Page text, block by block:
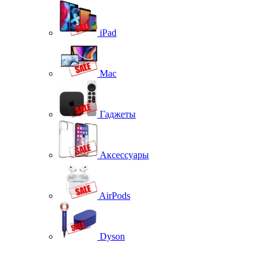
iPad
Mac
Гаджеты
Аксессуары
AirPods
Dyson